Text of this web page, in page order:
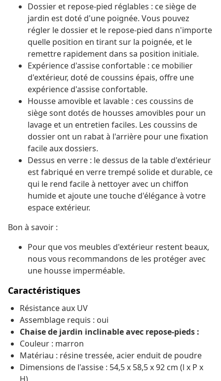
Dossier et repose-pied réglables : ce siège de
jardin est doté d'une poignée. Vous pouvez
régler le dossier et le repose-pied dans n'importe
quelle position en tirant sur la poignée, et le
remettre rapidement dans sa position initiale.
Expérience d'assise confortable : ce mobilier
d'extérieur, doté de coussins épais, offre une
expérience d'assise confortable.
Housse amovible et lavable : ces coussins de
siège sont dotés de housses amovibles pour un
lavage et un entretien faciles. Les coussins de
dossier ont un rabat à l'arrière pour une fixation
facile aux dossiers.
Dessus en verre : le dessus de la table d'extérieur
est fabriqué en verre trempé solide et durable, ce
qui le rend facile à nettoyer avec un chiffon
humide et ajoute une touche d'élégance à votre
espace extérieur.
Bon à savoir :
Pour que vos meubles d'extérieur restent beaux,
nous vous recommandons de les protéger avec
une housse imperméable.
Caractéristiques
Résistance aux UV
Assemblage requis : oui
Chaise de jardin inclinable avec repose-pieds :
Couleur : marron
Matériau : résine tressée, acier enduit de poudre
Dimensions de l'assise : 54,5 x 58,5 x 92 cm (l x P x